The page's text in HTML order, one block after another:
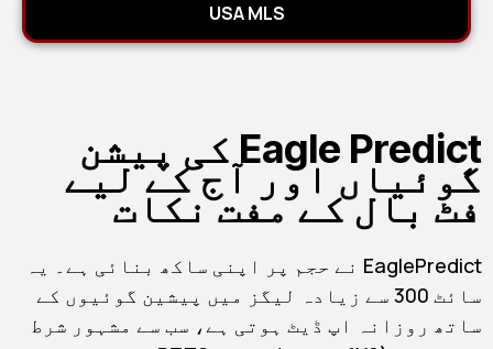
USA MLS
Eagle Predict کی پیشن
گوئیاں اور آج کے لیے
فٹ بال کے مفت نکات
EaglePredict نے حجم پر اپنی ساکھ بنائی ہے۔ یہ
سائٹ 300 سے زیادہ لیگز میں پیشین گوئیوں کے
ساتھ روزانہ اپ ڈیٹ ہوتی ہے، سب سے مشہور شرط